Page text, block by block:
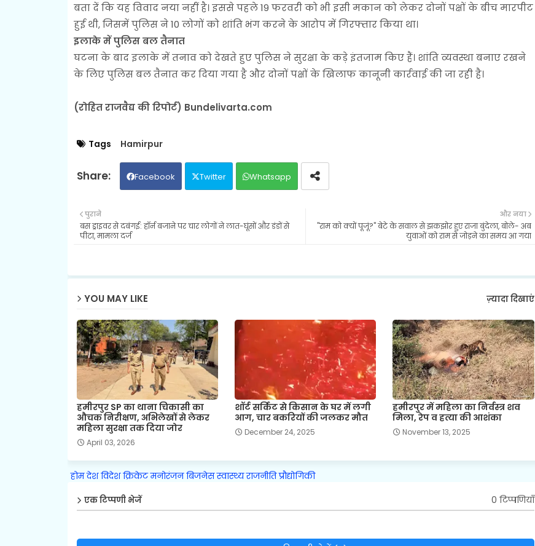
बता दें कि यह विवाद नया नहीं है। इससे पहले 19 फरवरी को भी इसी मकान को लेकर दोनों पक्षों के बीच मारपीट
हुई थी, जिसमें पुलिस ने 10 लोगों को शांति भंग करने के आरोप में गिरफ्तार किया था।
इलाके में पुलिस बल तैनात
घटना के बाद इलाके में तनाव को देखते हुए पुलिस ने सुरक्षा के कड़े इंतजाम किए हैं। शांति व्यवस्था बनाए रखने
के लिए पुलिस बल तैनात कर दिया गया है और दोनों पक्षों के खिलाफ कानूनी कार्रवाई की जा रही है।
(रोहित राजवैद्य की रिपोर्ट) Bundelivarta.com
Tags Hamirpur
Facebook Twitter Whatsapp
और नया
"राम को क्यों पूजूं?" बेटे के सवाल से झकझोर हुए राजा बुंदेला, बोले- अब
युवाओं को राम से जोड़ने का समय आ गया
पुराने
बस ड्राइवर से दबंगई: हॉर्न बजाने पर चार लोगों ने लात-घूंसों और डंडों से
पीटा, मामला दर्ज
YOU MAY LIKE ज़्यादा दिखाएं
हमीरपुर SP का थाना चिकासी का
औचक निरीक्षण, अभिलेखों से लेकर
महिला सुरक्षा तक दिया जोर
April 03, 2026
शॉर्ट सर्किट से किसान के घर में लगी
आग, चार बकरियों की जलकर मौत
December 24, 2025
हमीरपुर में महिला का निर्वस्त्र शव
मिला, रेप व हत्या की आशंका
November 13, 2025
होम देश विदेश क्रिकेट मनोरंजन बिजनेस स्वास्थ्य राजनीति प्रौद्योगिकी
एक टिप्पणी भेजें 0 टिप्पणियाँ